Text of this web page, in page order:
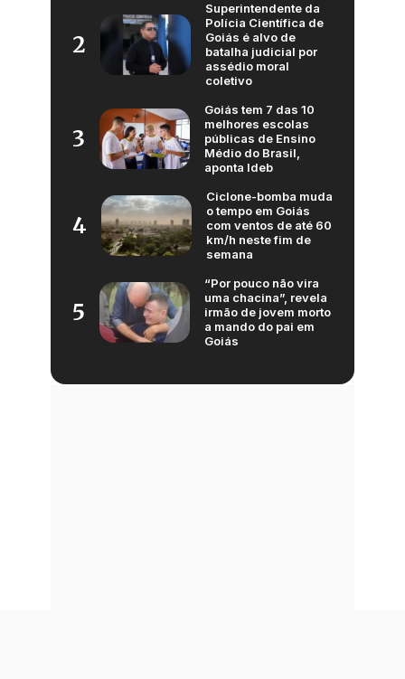
2
Superintendente da
Polícia Científica de
Goiás é alvo de
batalha judicial por
assédio moral
coletivo
3
Goiás tem 7 das 10
melhores escolas
públicas de Ensino
Médio do Brasil,
aponta Ideb
4
Ciclone-bomba muda
o tempo em Goiás
com ventos de até 60
km/h neste fim de
semana
5
“Por pouco não vira
uma chacina”, revela
irmão de jovem morto
a mando do pai em
Goiás